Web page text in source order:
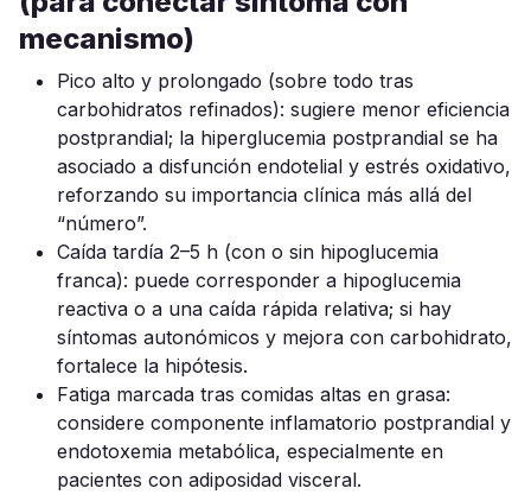
mecanismo)
Pico alto y prolongado (sobre todo tras
carbohidratos refinados): sugiere menor eficiencia
postprandial; la hiperglucemia postprandial se ha
asociado a disfunción endotelial y estrés oxidativo,
reforzando su importancia clínica más allá del
“número”.
Caída tardía 2–5 h (con o sin hipoglucemia
franca): puede corresponder a hipoglucemia
reactiva o a una caída rápida relativa; si hay
síntomas autonómicos y mejora con carbohidrato,
fortalece la hipótesis.
Fatiga marcada tras comidas altas en grasa:
considere componente inflamatorio postprandial y
endotoxemia metabólica, especialmente en
pacientes con adiposidad visceral.